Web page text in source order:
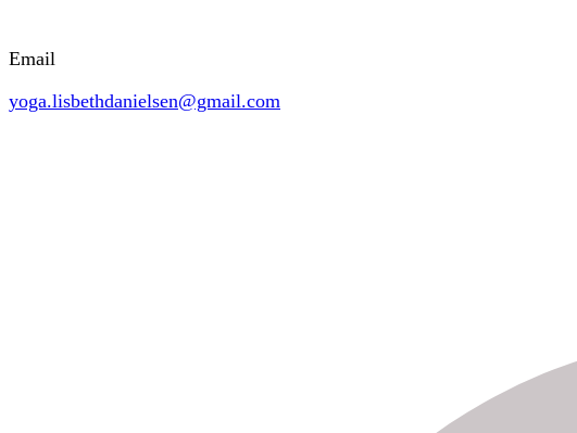
Email
yoga.lisbethdanielsen@gmail.com